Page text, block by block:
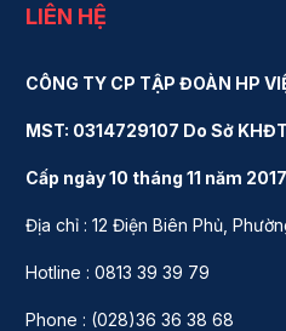
LIÊN HỆ
CÔNG TY CP TẬP ĐOÀN HP
MST: 0314729107 Do Sở
Cấp ngày 10 tháng 11 năm 2017
Địa chỉ : 12 Điện Biên Phủ,
Hotline : 0813 39 39 79
Phone : (028)36 36 38 68